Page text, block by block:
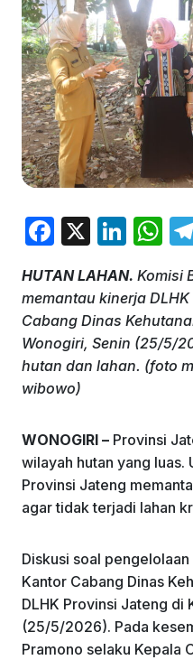
F
c
e
b
o
o
k
X
Li
k
e
dI
n
W
at
s
A
p
HUTAN LAHAN. Komisi
memantau kinerja
Cabang Dinas
Wonogiri, Senin (25/5/
hutan dan lahan. (foto
wibowo)
WONOGIRI – Provinsi
wilayah hutan yang luas.
Provinsi Jateng
agar tidak terjadi lahan
Diskusi soal
Kantor Cabang Dinas
DLHK Provinsi Jateng di
(25/5/2026). Pada
Pramono selaku Kepala